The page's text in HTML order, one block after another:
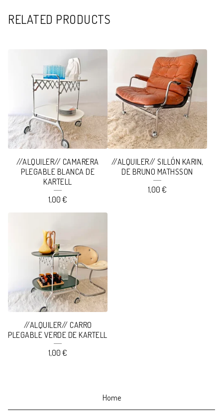
RELATED PRODUCTS
//ALQUILER// CAMARERA
PLEGABLE BLANCA DE
KARTELL
1,00 €
//ALQUILER// SILLÓN KARIN,
DE BRUNO MATHSSON
1,00 €
//ALQUILER// CARRO
PLEGABLE VERDE DE KARTELL
1,00 €
Home